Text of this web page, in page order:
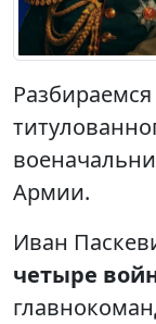
Армии.
Иван
четыре